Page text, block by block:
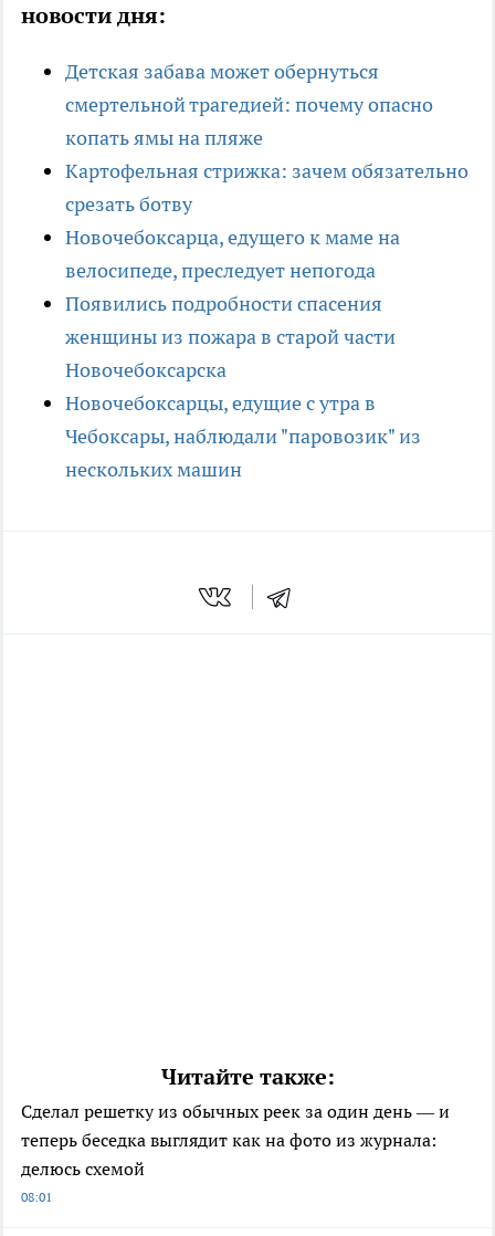
новости дня:
Детская забава может обернуться
смертельной трагедией: почему опасно
копать ямы на пляже
Картофельная стрижка: зачем обязательно
срезать ботву
Новочебоксарца, едущего к маме на
велосипеде, преследует непогода
Появились подробности спасения
женщины из пожара в старой части
Новочебоксарска
Новочебоксарцы, едущие с утра в
Чебоксары, наблюдали "паровозик" из
нескольких машин
Читайте также:
Сделал решетку из обычных реек за один день — и
теперь беседка выглядит как на фото из журнала:
делюсь схемой
08:01